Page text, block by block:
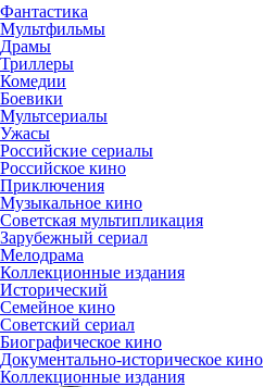
Фантастика
Мультфильмы
Драмы
Триллеры
Комедии
Боевики
Мультсериалы
Ужасы
Российские сериалы
Российское кино
Приключения
Музыкальное кино
Советская мультипликация
Зарубежный сериал
Мелодрама
Коллекционные издания
Исторический
Семейное кино
Советский сериал
Биографическое кино
Документально-историческое кино
Коллекционные издания